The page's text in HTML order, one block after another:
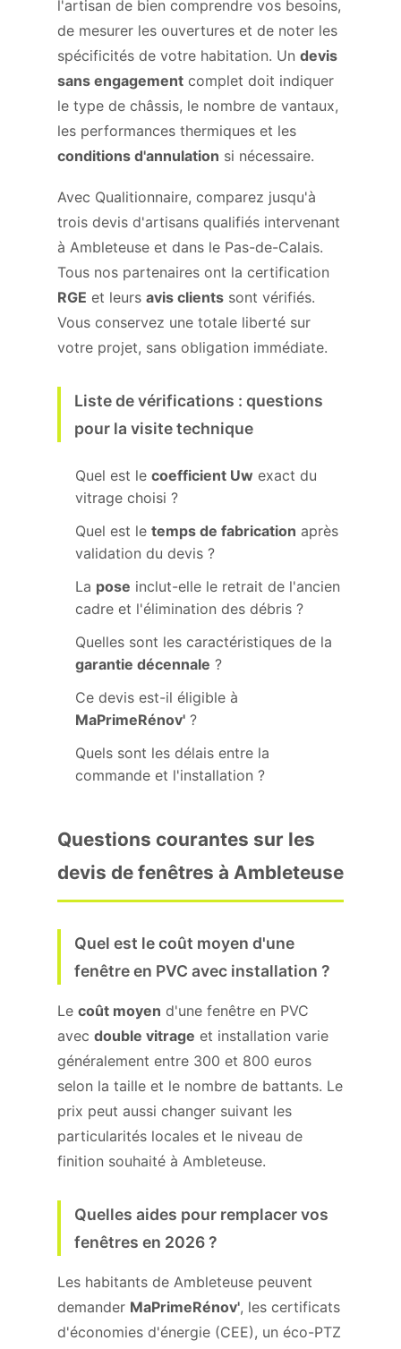
l'artisan de bien comprendre vos besoins,
de mesurer les ouvertures et de noter les
spécificités de votre habitation. Un devis
sans engagement complet doit indiquer
le type de châssis, le nombre de vantaux,
les performances thermiques et les
conditions d'annulation si nécessaire.
Avec Qualitionnaire, comparez jusqu'à
trois devis d'artisans qualifiés intervenant
à Ambleteuse et dans le Pas-de-Calais.
Tous nos partenaires ont la certification
RGE et leurs avis clients sont vérifiés.
Vous conservez une totale liberté sur
votre projet, sans obligation immédiate.
Liste de vérifications : questions
pour la visite technique
Quel est le coefficient Uw exact du
vitrage choisi ?
Quel est le temps de fabrication après
validation du devis ?
La pose inclut-elle le retrait de l'ancien
cadre et l'élimination des débris ?
Quelles sont les caractéristiques de la
garantie décennale ?
Ce devis est-il éligible à
MaPrimeRénov' ?
Quels sont les délais entre la
commande et l'installation ?
Questions courantes sur les
devis de fenêtres à Ambleteuse
Quel est le coût moyen d'une
fenêtre en PVC avec installation ?
Le coût moyen d'une fenêtre en PVC
avec double vitrage et installation varie
généralement entre 300 et 800 euros
selon la taille et le nombre de battants. Le
prix peut aussi changer suivant les
particularités locales et le niveau de
finition souhaité à Ambleteuse.
Quelles aides pour remplacer vos
fenêtres en 2026 ?
Les habitants de Ambleteuse peuvent
demander MaPrimeRénov', les certificats
d'économies d'énergie (CEE), un éco-PTZ